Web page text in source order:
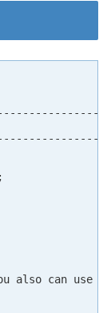
also can use